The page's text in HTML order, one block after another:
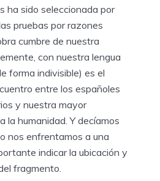
ha sido seleccionada por
pruebas por razones
cumbre de nuestra
con nuestra lengua
forma indivisible) es el
entre los españoles
y nuestra mayor
la humanidad. Y decíamos
nos enfrentamos a una
indicar la ubicación y
fragmento.